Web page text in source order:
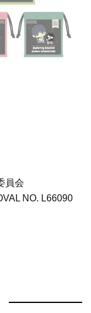
員会
NO. L66090